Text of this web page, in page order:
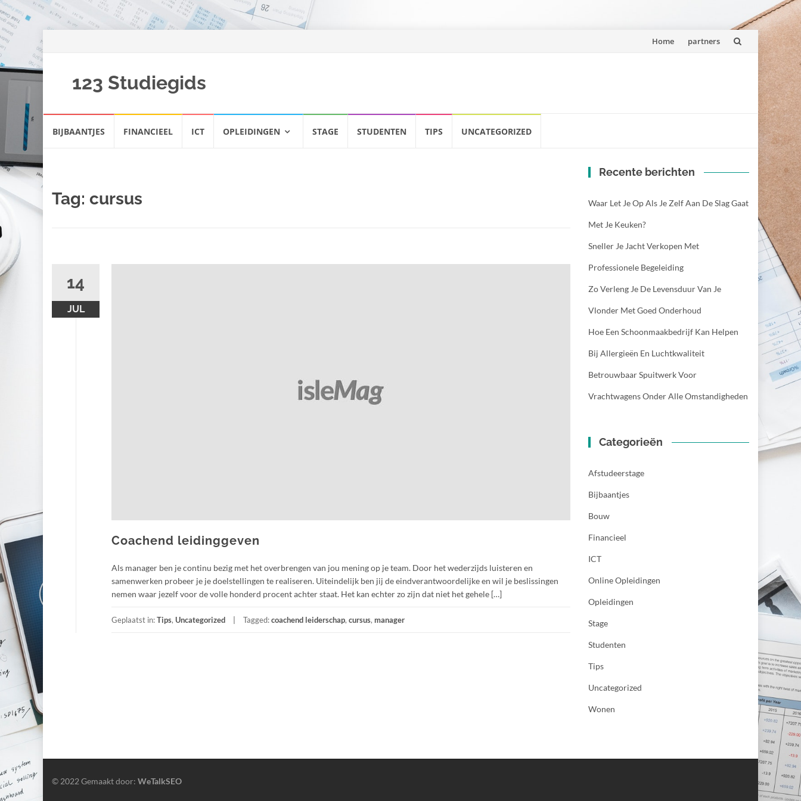
Spring
Home partners
123 Studiegids
naarBIJBAANTJES FINANCIEEL ICT OPLEIDINGEN STAGE STUDENTEN TIPS UNCATEGORIZED
Tag: cursus
14
JUL
Coachend leidinggeven
Als manager ben je continu bezig met het overbrengen van jou mening op je team. Door het wederzijds luisteren en
samenwerken probeer je je doelstellingen te realiseren. Uiteindelijk ben jij de eindverantwoordelijke en wil je beslissingen
nemen waar jezelf voor de volle honderd procent achter staat. Het kan echter zo zijn dat niet het gehele […]
Geplaatst in:Tips, Uncategorized Tagged:coachend leiderschap, cursus, manager
Recente berichten
Waar Let Je Op Als Je Zelf Aan De Slag Gaat
Met Je Keuken?
Sneller Je Jacht Verkopen Met
Professionele Begeleiding
Zo Verleng Je De Levensduur Van Je
Vlonder Met Goed Onderhoud
Hoe Een Schoonmaakbedrijf Kan Helpen
Bij Allergieën En Luchtkwaliteit
Betrouwbaar Spuitwerk Voor
Vrachtwagens Onder Alle Omstandigheden
Categorieën
Afstudeerstage
Bijbaantjes
Bouw
Financieel
ICT
Online Opleidingen
Opleidingen
Stage
Studenten
Tips
Uncategorized
Wonen
© 2022 Gemaakt door: WeTalkSEO